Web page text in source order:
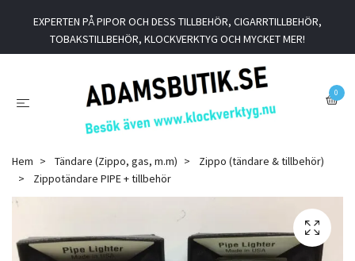
EXPERTEN PÅ PIPOR OCH DESS TILLBEHÖR, CIGARRTILLBEHÖR,
TOBAKSTILLBEHÖR, KLOCKVERKTYG OCH MYCKET MER!
0
Hem Tändare (Zippo, gas, m.m)
Zippo (tändare & tillbehör)
Zippotändare PIPE + tillbehör